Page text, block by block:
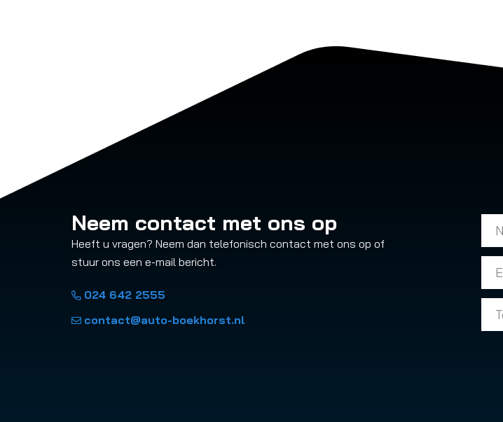
Neem contact met ons op
Heeft u vragen? Neem dan telefonisch contact met ons op of
stuur ons een e-mail bericht.
024 642 2555
contact@auto-boekhorst.nl